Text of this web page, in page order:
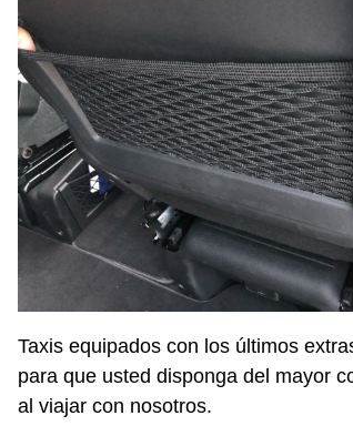
Taxis equipados con los últimos
para que usted disponga del mayor
al viajar con nosotros.